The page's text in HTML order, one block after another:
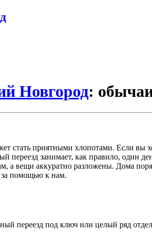
Новгород:
стать приятными хлопотами. Если вы
переезд занимает, как правило, один
а вещи аккуратно разложены. Дома
за помощью к нам.
переезд под ключ или целый ряд